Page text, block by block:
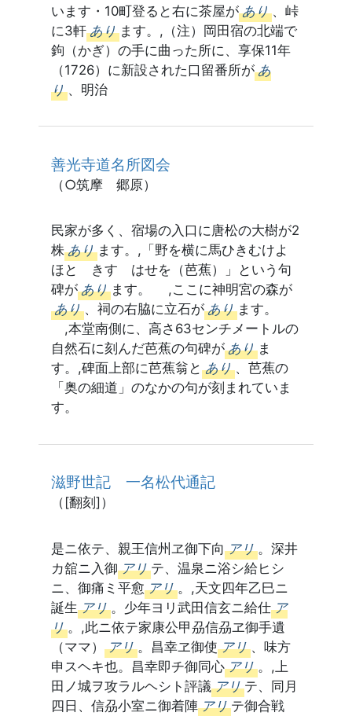
います・10町登ると右に茶屋が あり 、峠
に3軒 あり ます。,（注）岡田宿の北端で
鉤（かぎ）の手に曲った所に、享保11年
（1726）に新設された口留番所が あ
り 、明治
善光寺道名所図会
（○筑摩 郷原）
民家が多く、宿場の入口に唐松の大樹が2
株 あり ます。,「野を横に馬ひきむけよ
ほとゝきす はせを（芭蕉）」という句
碑が あり ます。 ,ここに神明宮の森が
あり 、祠の右脇に立石が あり ます。
,本堂南側に、高さ63センチメートルの
自然石に刻んだ芭蕉の句碑が あり ま
す。,碑面上部に芭蕉翁と あり 、芭蕉の
「奥の細道」のなかの句が刻まれていま
す。
滋野世記 一名松代通記
（[翻刻]）
是ニ依テ、親王信州ヱ御下向 アリ 。深井
カ舘ニ入御 アリ テ、温泉ニ浴シ給ヒシ
ニ、御痛ミ平愈 アリ 。,天文四年乙巳ニ
誕生 アリ 。少年ヨリ武田信玄ニ給仕 ア
リ 。,此ニ依テ家康公甲刕信刕ヱ御手遺
（ママ） アリ 。昌幸ヱ御使 アリ 、味方
申スヘキ也。昌幸即チ御同心 アリ 。,上
田ノ城ヲ攻ラルヘシト評議 アリ テ、同月
四日、信刕小室ニ御着陣 アリ テ御合戦